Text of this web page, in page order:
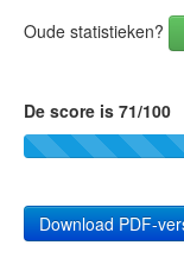
Oude statistieken?
De score is 71/100
Download PDF-